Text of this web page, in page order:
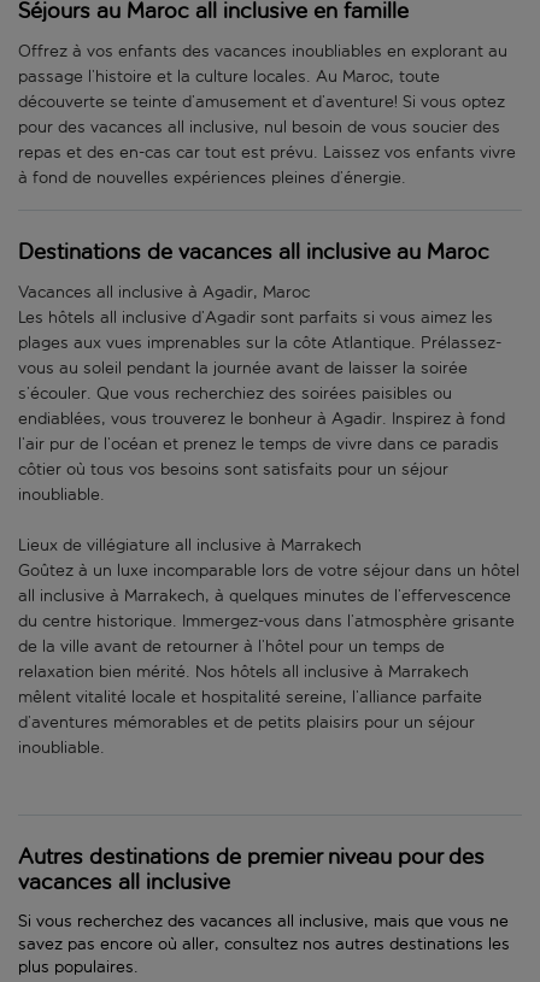
Séjours au Maroc all inclusive en famille
Offrez à vos enfants des vacances inoubliables en explorant au
passage l’histoire et la culture locales. Au Maroc, toute
découverte se teinte d’amusement et d’aventure! Si vous optez
pour des vacances all inclusive, nul besoin de vous soucier des
repas et des en-cas car tout est prévu. Laissez vos enfants vivre
à fond de nouvelles expériences pleines d’énergie.
Destinations de vacances all inclusive au Maroc
Vacances all inclusive à Agadir, Maroc
Les hôtels all inclusive d’Agadir sont parfaits si vous aimez les
plages aux vues imprenables sur la côte Atlantique. Prélassez-
vous au soleil pendant la journée avant de laisser la soirée
s’écouler. Que vous recherchiez des soirées paisibles ou
endiablées, vous trouverez le bonheur à Agadir. Inspirez à fond
l’air pur de l’océan et prenez le temps de vivre dans ce paradis
côtier où tous vos besoins sont satisfaits pour un séjour
inoubliable.
Lieux de villégiature all inclusive à Marrakech
Goûtez à un luxe incomparable lors de votre séjour dans un hôtel
all inclusive à Marrakech, à quelques minutes de l’effervescence
du centre historique. Immergez-vous dans l’atmosphère grisante
de la ville avant de retourner à l’hôtel pour un temps de
relaxation bien mérité. Nos hôtels all inclusive à Marrakech
mêlent vitalité locale et hospitalité sereine, l’alliance parfaite
d’aventures mémorables et de petits plaisirs pour un séjour
inoubliable.
Autres destinations de premier niveau pour des
vacances all inclusive
Si vous recherchez des vacances all inclusive, mais que vous ne
savez pas encore où aller, consultez nos autres destinations les
plus populaires.